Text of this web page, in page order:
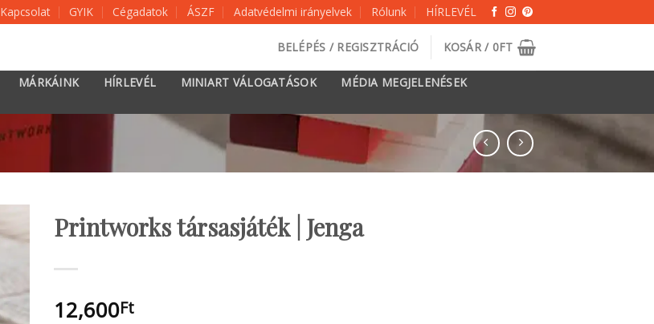
Kapcsolat GYIK Cégadatok ÁSZF Adatvédelmi irányelvek Rólunk HÍRLEVÉL
BELÉPÉS / REGISZTRÁCIÓ KOSÁR / 0FT
MÁRKÁINK HÍRLEVÉL MINIART VÁLOGATÁSOK
MÉDIA MEGJELENÉSEK
Printworks társasjáték | Jenga
12,600Ft